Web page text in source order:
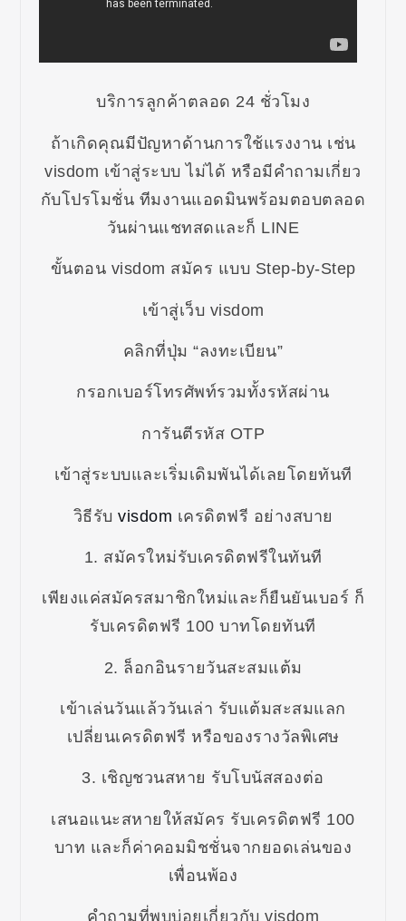
บริการลูกค้าตลอด 24 ชั่วโมง
ถ้าเกิดคุณมีปัญหาด้านการใช้แรงงาน เช่น
visdom เข้าสู่ระบบ ไม่ได้ หรือมีคำถามเกี่ยว
กับโปรโมชั่น ทีมงานแอดมินพร้อมตอบตลอด
วันผ่านแชทสดและก็ LINE
ขั้นตอน visdom สมัคร แบบ Step-by-Step
เข้าสู่เว็บ visdom
คลิกที่ปุ่ม “ลงทะเบียน”
กรอกเบอร์โทรศัพท์รวมทั้งรหัสผ่าน
การันตีรหัส OTP
เข้าสู่ระบบและเริ่มเดิมพันได้เลยโดยทันที
วิธีรับ visdom เครดิตฟรี อย่างสบาย
1. สมัครใหม่รับเครดิตฟรีในทันที
เพียงแค่สมัครสมาชิกใหม่และก็ยืนยันเบอร์ ก็
รับเครดิตฟรี 100 บาทโดยทันที
2. ล็อกอินรายวันสะสมแต้ม
เข้าเล่นวันแล้ววันเล่า รับแต้มสะสมแลก
เปลี่ยนเครดิตฟรี หรือของรางวัลพิเศษ
3. เชิญชวนสหาย รับโบนัสสองต่อ
เสนอแนะสหายให้สมัคร รับเครดิตฟรี 100
บาท และก็ค่าคอมมิชชั่นจากยอดเล่นของ
เพื่อนพ้อง
คำถามที่พบบ่อยเกี่ยวกับ visdom